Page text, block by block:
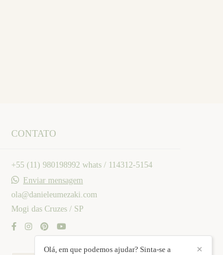
CONTATO
+55 (11) 980198992 whats / 114312-5154
Enviar mensagem
ola@danieleumezaki.com
Mogi das Cruzes / SP
✕
Olá, em que podemos ajudar? Sinta-se a